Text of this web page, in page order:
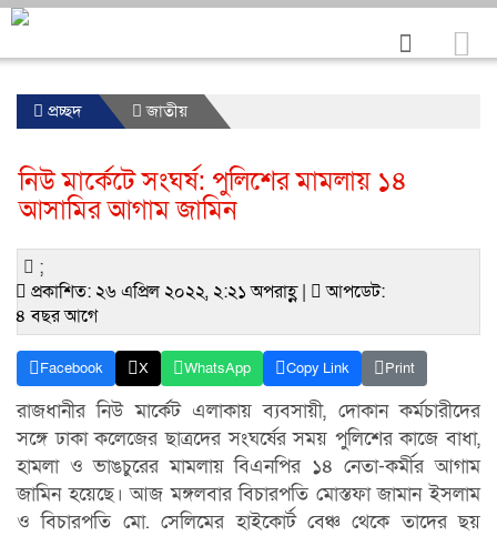
প্রচ্ছদ জাতীয়
নিউ মার্কেটে সংঘর্ষ: পুলিশের মামলায় ১৪
আসামির আগাম জামিন
;
প্রকাশিত: ২৬ এপ্রিল ২০২২, ২:২১ অপরাহ্ণ |
আপডেট:
৪ বছর আগে
Facebook X WhatsApp Copy Link Print
রাজধানীর নিউ মার্কেট এলাকায় ব্যবসায়ী, দোকান কর্মচারীদের
সঙ্গে ঢাকা কলেজের ছাত্রদের সংঘর্ষের সময় পুলিশের কাজে বাধা,
হামলা ও ভাঙচুরের মামলায় বিএনপির ১৪ নেতা-কর্মীর আগাম
জামিন হয়েছে। আজ মঙ্গলবার বিচারপতি মোস্তফা জামান ইসলাম
ও বিচারপতি মো. সেলিমের হাইকোর্ট বেঞ্চ থেকে তাদের ছয়